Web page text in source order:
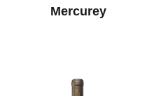
Mercurey